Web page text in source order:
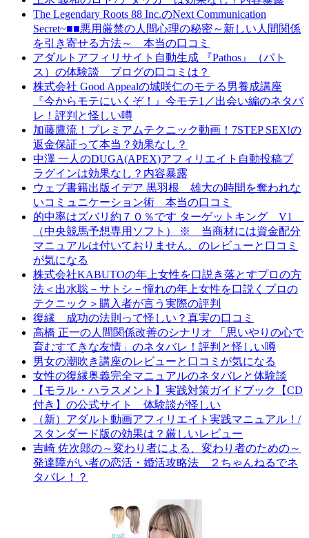
The Legendary Roots 88 Inc.のNext Communication
Secret~■■悪用厳禁の人間心理の秘密～新しい人間関係
を引き寄せる方法～ 本当の口コミ
アダルトアフィリサイト自動生成 『Pathos』（パト
ス）の体験談 ブログの口コミは？
株式会社 Good Appealの城咲仁のモテる男養成講座
『今からモテにいくぞ！』今モテ1／出会い編のネタバ
レ！評判と怪しい噂
加藤鷹流！プレミアムテクニック動画！7STEP SEX!の
返金保証って本当？効果なし？
中澤 一人のDUGA(APEX)アフィリエイト自動投稿プ
ラグインは効果なし？内容暴露
ウェブ書籍出版イデア 黒羽根 雄大の時間を奪われな
いコミュニケーション術 本当の口コミ
的中率はズバリ約７０％です ターゲットキング V1
（中央競馬予想専用ソフト） ※ 当商材には資金配分
マニュアルは付いておりません。のレビューと口コミ
が気になる
株式会社KABUTOの年上女性を口説き落とすプロの方
法＜出水聡－サトシ－憧れの年上女性を口説くプロの
テクニック＞購入者が言う実際の評判
復縁 成功の法則って怪しい？真実の口コミ
高橋 正一の人間関係改善のシナリオ 「思いやりの心で
育むすてきな友情」のネタバレ！評判と怪しい噂
男女の潮吹き講座のレビューと口コミが気になる
女性の復縁奥義完全マニュアルのネタバレと体験談
【モラル・ハラスメント】実践対策ガイドブック【CD
付き】の公式サイト 体験談が怪しい
（新）アダルト動画アフィリエイト実践マニュアル！/
スタンダード版の効果は？厳しいレビュー
吉崎 佐次郎の～変わり者による、変わり者のための～
発達障がい者の恋活・婚活攻略法 ２ちゃんねるでネ
タバレ！？